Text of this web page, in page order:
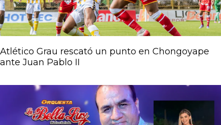
Atlético Grau rescató un punto en Chongoyape
ante Juan Pablo II